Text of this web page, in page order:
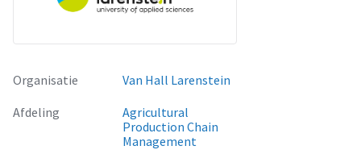
Organisatie
Van Hall Larenstein
Afdeling
Agricultural
Production Chain
Management